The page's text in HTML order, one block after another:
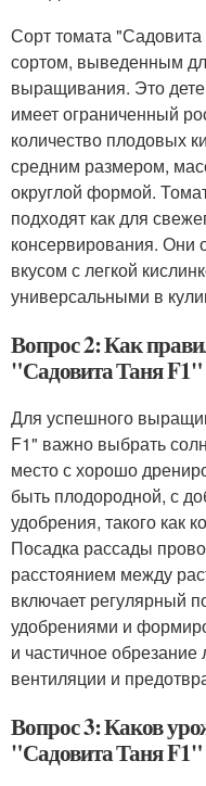
Сорт томата
сортом, выведенным
выращивания. Это
имеет ограниченный
количество плодовых
средним размером,
округлой формой.
подходят как для
консервирования. Они
вкусом с легкой
универсальными в
Вопрос 2: Как
"Садовита Таня F1"
Для успешного
F1" важно выбрать
место с хорошо
быть плодородной, с
удобрения, такого как
Посадка рассады
расстоянием между
включает регулярный
удобрениями и
и частичное
вентиляции и
Вопрос 3: Каков
"Садовита Таня F1"